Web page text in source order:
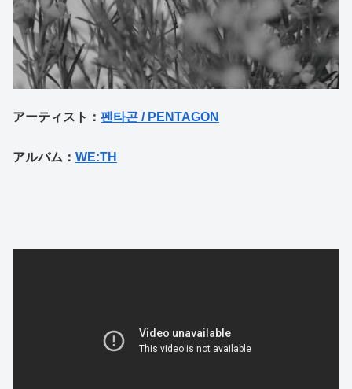
アーティスト： 펜타곤 / PENTAGON
アルバム： WE:TH